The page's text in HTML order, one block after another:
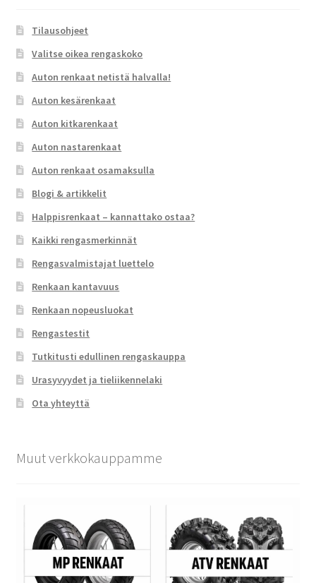
Tilausohjeet
Valitse oikea rengaskoko
Auton renkaat netistä halvalla!
Auton kesärenkaat
Auton kitkarenkaat
Auton nastarenkaat
Auton renkaat osamaksulla
Blogi & artikkelit
Halppisrenkaat – kannattako ostaa?
Kaikki rengasmerkinnät
Rengasvalmistajat luettelo
Renkaan kantavuus
Renkaan nopeusluokat
Rengastestit
Tutkitusti edullinen rengaskauppa
Urasyvyydet ja tieliikennelaki
Ota yhteyttä
Muut verkkokauppamme